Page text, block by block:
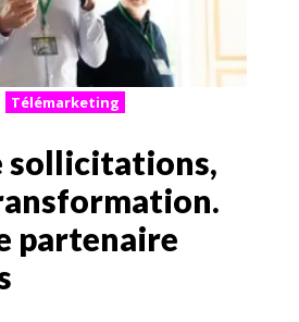
Télémarketing
sollicitations,
partenaire